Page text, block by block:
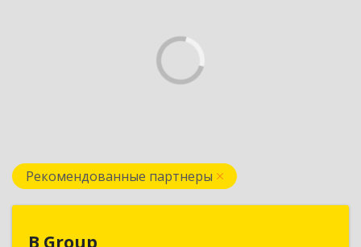
Рекомендованные партнеры
B Group